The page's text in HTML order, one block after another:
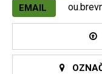
EMAIL